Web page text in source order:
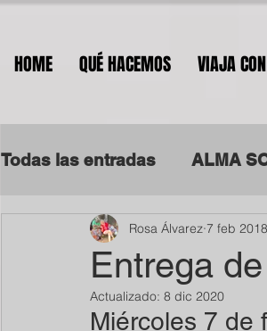
HOME QUÉ HACEMOS VIAJA
Todas las entradas ALMA
ALMA SOLIDARIA EN
Entrega
Rosa Álvarez 7 feb 2018
Actualizado: 8 dic 2020
Miércoles 7 de